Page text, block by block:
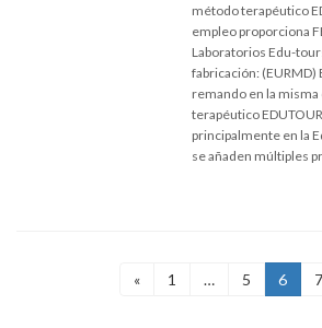
método terapéutico
empleo proporciona
Laboratorios Edu-
fabricación:
remando en la
terapéutico
principalmente en la
se añaden múltiples
Paginación
« Página
1 … Página
5 Página
6 7